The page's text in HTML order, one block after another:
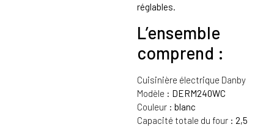
réglables.
L’ensemble
comprend :
Cuisinière électrique Danby
Modèle : DERM240WC
Couleur : blanc
Capacité totale du four : 2,5